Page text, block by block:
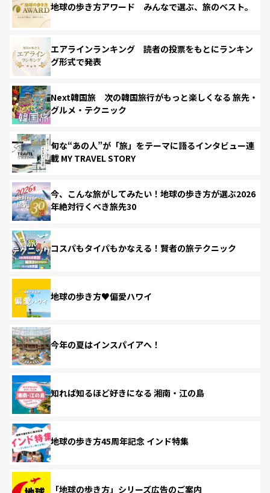
地球の歩き方アワード みんなで選ぶ、旅のベスト。
エアラインランキング 読者の投票をもとにランキン
グ形式で発表
Next韓国旅 次の韓国旅行がもっと楽しくなる 旅先・
グルメ・テクニック
旬な“あの人”が「旅」をテーマに語るインタビュー連
載 MY TRAVEL STORY
今、こんな旅がしてみたい！地球の歩き方が選ぶ2026
年絶対行くべき旅先30
コスパもタイパもかなえる！賢者の旅テクニック
地球の歩き方♥偏愛ハワイ
今年の夏はインスパイアへ！
知れば知るほど好きになる 湘南・江の島
地球の歩き方45周年記念 インド特集
「地球の歩き方」シリーズ広告のご案内